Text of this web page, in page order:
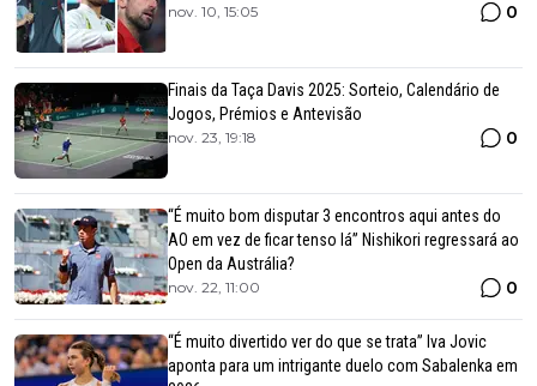
nov. 10, 15:05 0
Finais da Taça Davis 2025: Sorteio, Calendário de
Jogos, Prémios e Antevisão
nov. 23, 19:18 0
“É muito bom disputar 3 encontros aqui antes do
AO em vez de ficar tenso lá” Nishikori regressará ao
Open da Austrália?
nov. 22, 11:00 0
“É muito divertido ver do que se trata” Iva Jovic
aponta para um intrigante duelo com Sabalenka em